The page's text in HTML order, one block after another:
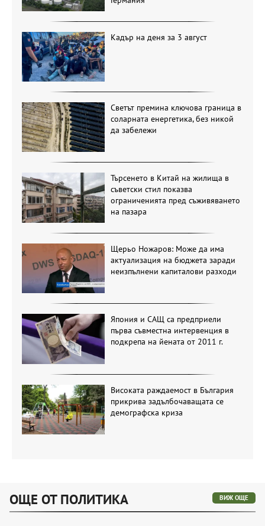
Кадър на деня за 3 август
Светът премина ключова граница в
соларната енергетика, без никой
да забележи
Търсенето в Китай на жилища в
съветски стил показва
ограниченията пред съживяването
на пазара
Щерьо Ножаров: Може да има
актуализация на бюджета заради
неизпълнени капиталови разходи
Япония и САЩ са предприели
първа съвместна интервенция в
подкрепа на йената от 2011 г.
Високата раждаемост в България
прикрива задълбочаващата се
демографска криза
ОЩЕ ОТ ПОЛИТИКА ВИЖ ОЩЕ